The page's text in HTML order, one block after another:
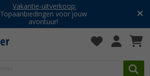
Vakantie-uitverkoop:
Topaanbiedingen voor jouw
avontuur!